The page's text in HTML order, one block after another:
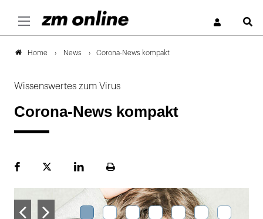
Home News Corona-News kompakt
Wissenswertes zum Virus
Corona-News kompakt
FacebookPlattformLinekdInSeite